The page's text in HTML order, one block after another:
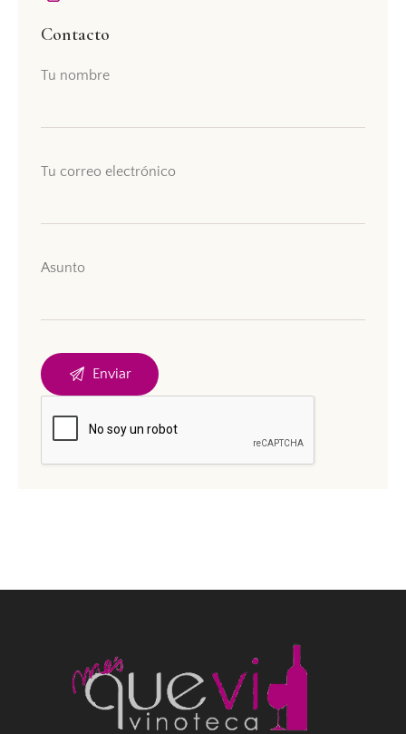
Contacto
Tu nombre
Tu correo electrónico
Asunto